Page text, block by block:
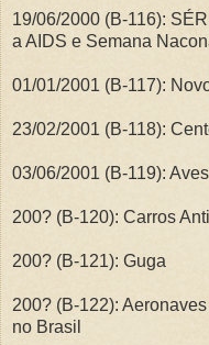
19/06/2000 (B-116):
a AIDS e Semana
01/01/2001 (B-117):
23/02/2001 (B-118):
03/06/2001 (B-119):
200? (B-120): Carros
200? (B-121): Guga
200? (B-122):
no Brasil